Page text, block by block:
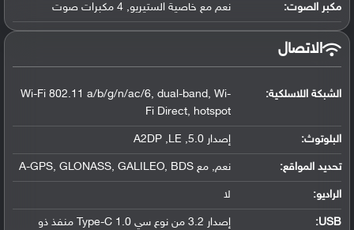
مكبر الصوت: نعم مع خاصية الستيريو, 4 مكبرات صوت
الاتصال
الشبكة اللاسلكية:
Wi-Fi 802.11 a/b/g/n/ac/6, dual-band, Wi-
Fi Direct, hotspot
البلوتوث: إصدار 5.0, A2DP ,LE
تحديد المواقع: نعم, مع A-GPS, GLONASS, GALILEO, BDS
الراديو: لا
USB
:
إصدار 3.2 من نوع سي Type-C 1.0 منفذ ذو